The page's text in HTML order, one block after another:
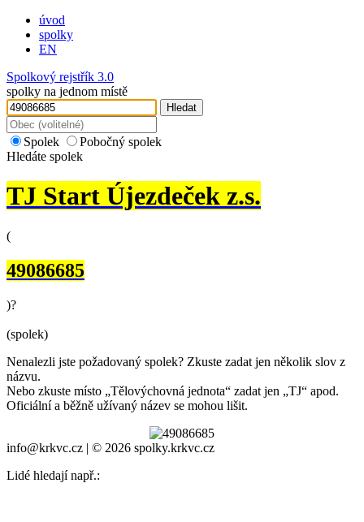
úvod
spolky
EN
Spolkový rejstřík 3.0
spolky na jednom místě
Hledat
Spolek
Pobočný spolek
Hledáte spolek
TJ Start Újezdeček z.s.
(
49086685
)?
(spolek)
Nenalezli jste požadovaný spolek? Zkuste zadat jen několik slov z
názvu.
Nebo zkuste místo „Tělovýchovná jednota“ zadat jen „TJ“ apod.
Oficiální a běžně užívaný název se mohou lišit.
info@krkvc.cz | © 2026 spolky.krkvc.cz
Lidé hledají např.: